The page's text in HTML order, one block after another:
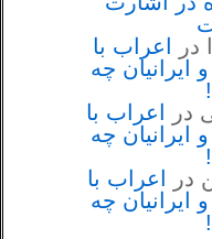
در
اعراب با
و ايرانيان چه
در
اعراب با
و ايرانيان چه
در
اعراب با
و ايرانيان چه